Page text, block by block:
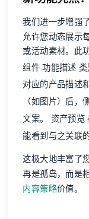
我们进一步增强
允许您动态展示
或活动素材。此
组件 功能描述
对应的产品描述
（如图片）后
文案。 资产预览
能看到与之关联
这极大地丰富了
再是孤岛，而是
内容策略价值。